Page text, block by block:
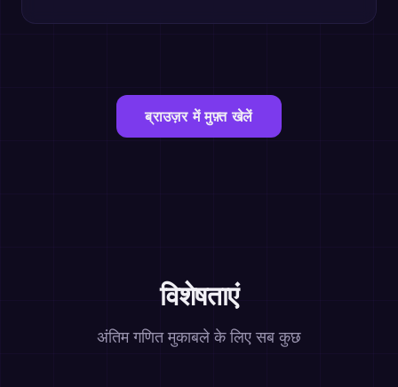
ब्राउज़र में मुफ़्त खेलें
विशेषताएं
अंतिम गणित मुकाबले के लिए सब कुछ